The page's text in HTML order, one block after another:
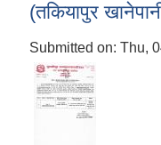
(तकियापुर
Submitted on: Thu,